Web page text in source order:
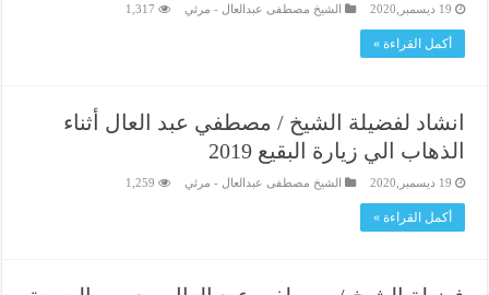
19 ديسمبر,2020 الشيخ مصطفى عبدالعال - مرئي 1,317
أكمل القراءة »
انشاد لفضيلة الشيخ / مصطفي عبد العال أثناء
الذهاب الي زيارة البقيع 2019
19 ديسمبر,2020 الشيخ مصطفى عبدالعال - مرئي 1,259
أكمل القراءة »